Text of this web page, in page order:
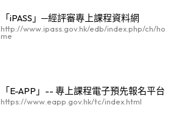
「iPASS」─經評審專上課程資料網
http://www.ipass.gov.hk/edb/index.php/ch/ho
me
「E-APP」-- 專上課程電子預先報名平台
https://www.eapp.gov.hk/tc/index.html